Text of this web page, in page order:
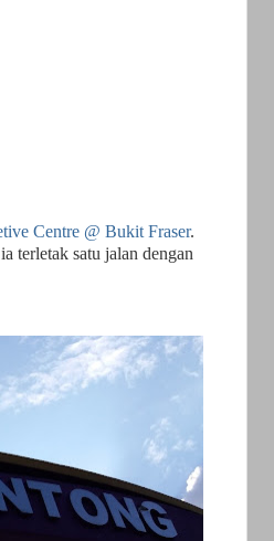
Centre @ Bukit Fraser.
terletak satu jalan dengan